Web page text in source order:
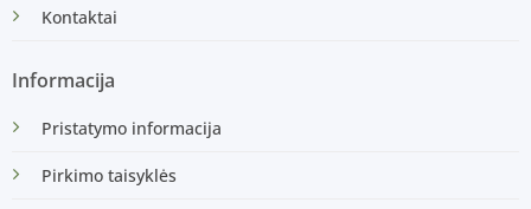
Kontaktai
Informacija
Pristatymo informacija
Pirkimo taisyklės